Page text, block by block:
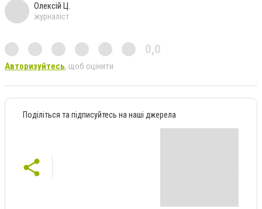
Олексій Ц.
журналіст
0,0
Авторизуйтесь, щоб оцінити
Поділіться та підписуйтесь на наші джерела